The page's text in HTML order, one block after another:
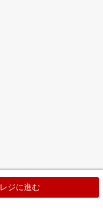
レジに進む